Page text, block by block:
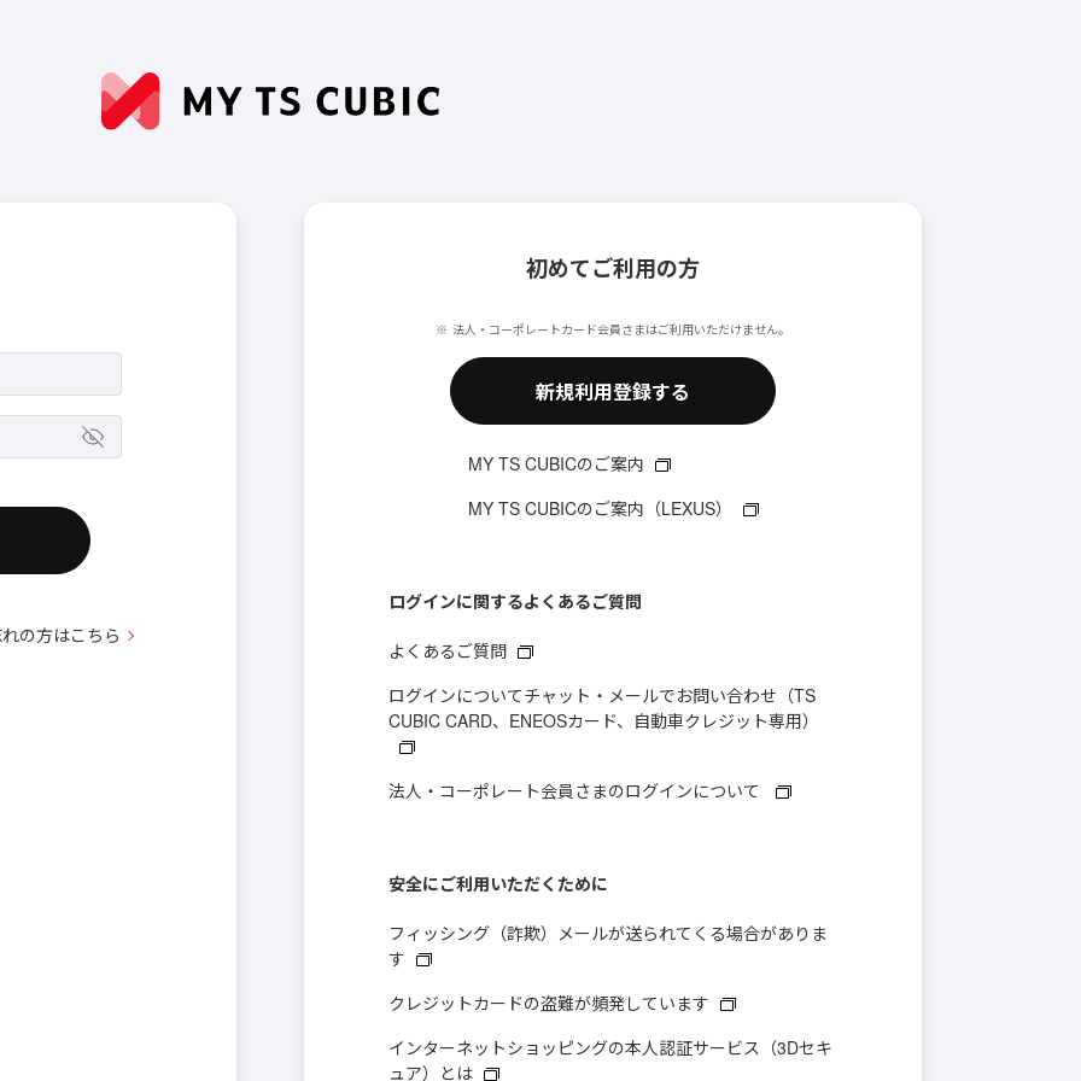
の方はこちら
初めてご利用の方
法人・コーポレートカード会員さまはご利用いただけません。
新規利用登録する
MY TS CUBICのご案内
MY TS CUBICのご案内（LEXUS）
ログインに関するよくあるご質問
よくあるご質問
ログインについてチャット・メールでお問い合わせ（TS
CUBIC CARD、ENEOSカード、自動車クレジット専用）
法人・コーポレート会員さまのログインについて
安全にご利用いただくために
フィッシング（詐欺）メールが送られてくる場合がありま
す
クレジットカードの盗難が頻発しています
インターネットショッピングの本人認証サービス（3Dセキ
ュア）とは